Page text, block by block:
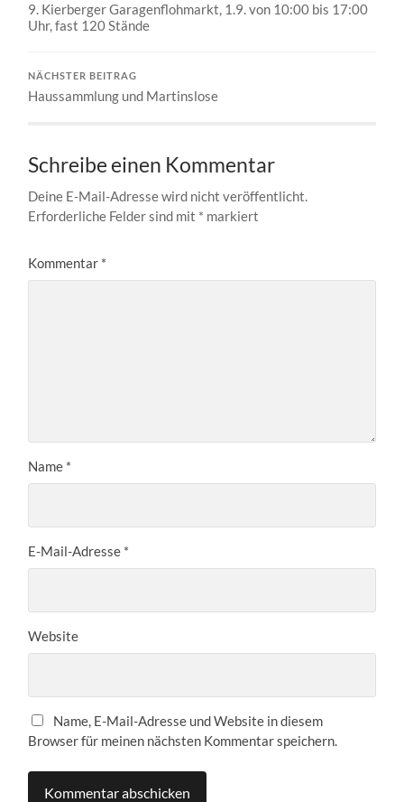
9. Kierberger Garagenflohmarkt, 1.9. von 10:00 bis 17:00
Uhr, fast 120 Stände
NÄCHSTER BEITRAG
Haussammlung und Martinslose
Schreibe einen Kommentar
Deine E-Mail-Adresse wird nicht veröffentlicht.
Erforderliche Felder sind mit * markiert
Kommentar *
Name *
E-Mail-Adresse *
Website
Name, E-Mail-Adresse und Website in diesem
Browser für meinen nächsten Kommentar speichern.